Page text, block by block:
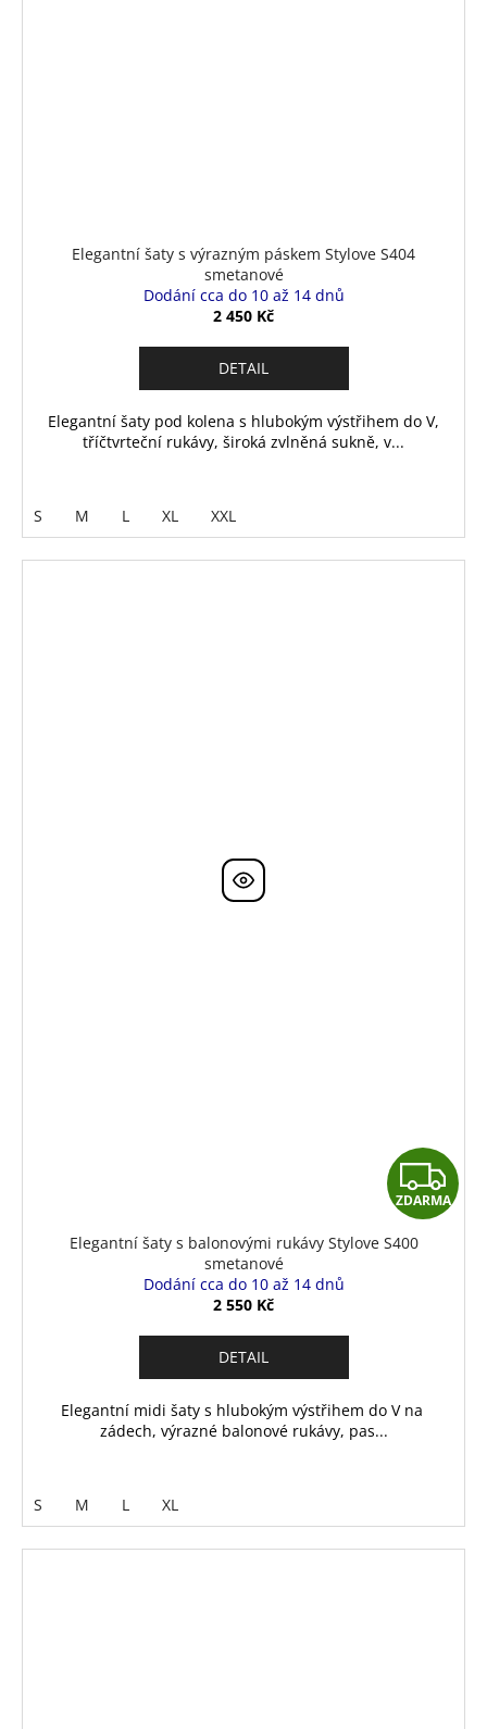
Elegantní šaty s výrazným páskem Stylove S404
smetanové
Dodání cca do 10 až 14 dnů
2 450 Kč
DETAIL
Elegantní šaty pod kolena s hlubokým výstřihem do V,
tříčtvrteční rukávy, široká zvlněná sukně, v...
S M L XL XXL
Z
D
ZDARMA
Elegantní šaty s balonovými rukávy Stylove S400
smetanové
Dodání cca do 10 až 14 dnů
2 550 Kč
DETAIL
Elegantní midi šaty s hlubokým výstřihem do V na
zádech, výrazné balonové rukávy, pas...
S M L XL